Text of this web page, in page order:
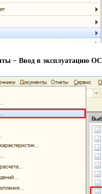
– Ввод в эксплуатацию ОС